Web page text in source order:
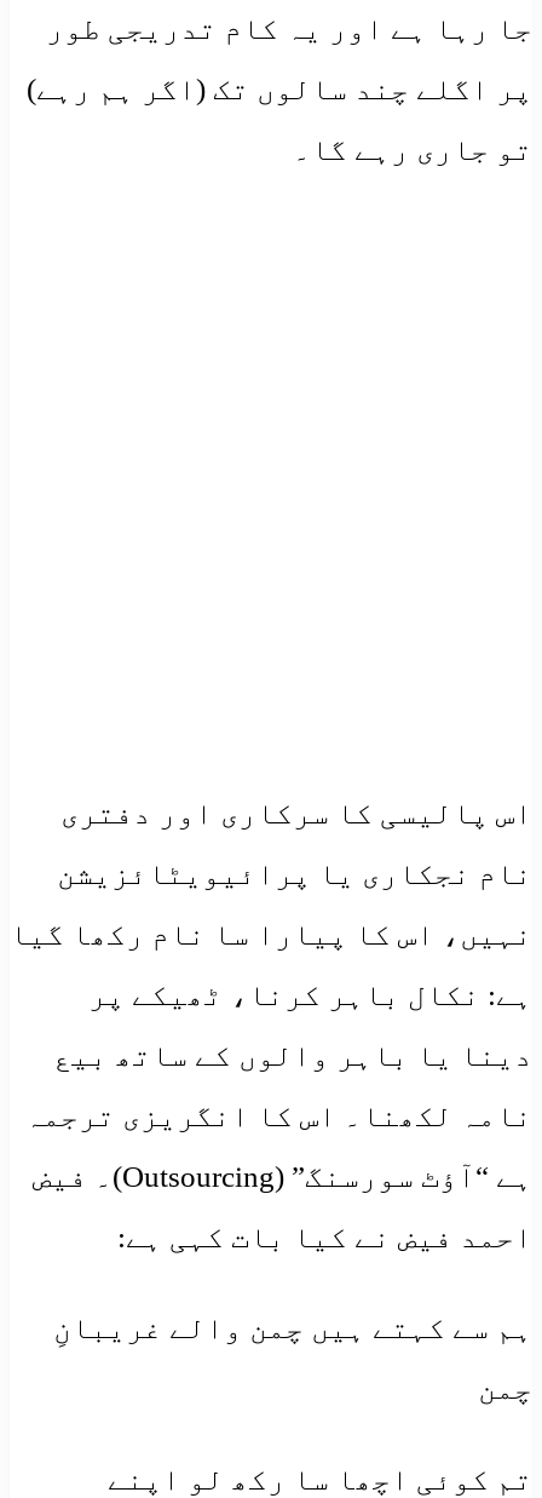
جا رہا ہے اور یہ کام تدریجی طور
پر اگلے چند سالوں تک (اگر ہم رہے)
تو جاری رہے گا۔
اس پالیسی کا سرکاری اور دفتری
نام نجکاری یا پرائیویٹائزیشن
نہیں، اس کا پیارا سا نام رکھا گیا
ہے: نکال باہر کرنا، ٹھیکے پر
دینا یا باہر والوں کے ساتھ بیع
نامہ لکھنا۔ اس کا انگریزی ترجمہ
ہے “آؤٹ سورسنگ” (Outsourcing)۔ فیض
احمد فیض نے کیا بات کہی ہے:
ہم سے کہتے ہیں چمن والے غریبانِ
چمن
تم کوئی اچھا سا رکھ لو اپنے